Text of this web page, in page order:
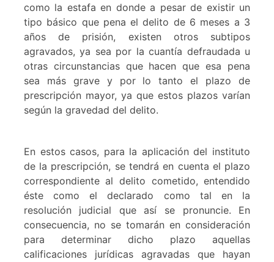
como la estafa en donde a pesar de existir un
tipo básico que pena el delito de 6 meses a 3
años de prisión, existen otros subtipos
agravados, ya sea por la cuantía defraudada u
otras circunstancias que hacen que esa pena
sea más grave y por lo tanto el plazo de
prescripción mayor, ya que estos plazos varían
según la gravedad del delito.
En estos casos, para la aplicación del instituto
de la prescripción, se tendrá en cuenta el plazo
correspondiente al delito cometido, entendido
éste como el declarado como tal en la
resolución judicial que así se pronuncie. En
consecuencia, no se tomarán en consideración
para determinar dicho plazo aquellas
calificaciones jurídicas agravadas que hayan